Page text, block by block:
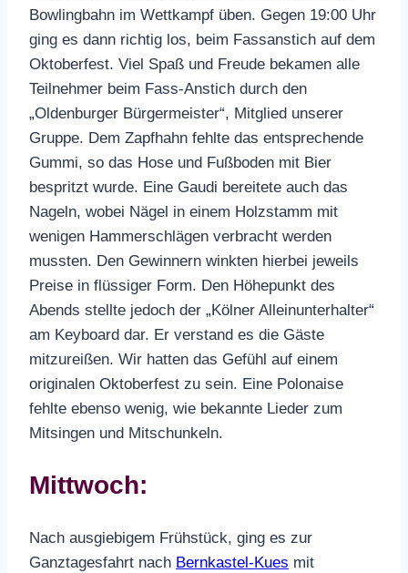
Bowlingbahn im Wettkampf üben. Gegen 19:00 Uhr
ging es dann richtig los, beim Fassanstich auf dem
Oktoberfest. Viel Spaß und Freude bekamen alle
Teilnehmer beim Fass-Anstich durch den
„Oldenburger Bürgermeister“, Mitglied unserer
Gruppe. Dem Zapfhahn fehlte das entsprechende
Gummi, so das Hose und Fußboden mit Bier
bespritzt wurde. Eine Gaudi bereitete auch das
Nageln, wobei Nägel in einem Holzstamm mit
wenigen Hammerschlägen verbracht werden
mussten. Den Gewinnern winkten hierbei jeweils
Preise in flüssiger Form. Den Höhepunkt des
Abends stellte jedoch der „Kölner Alleinunterhalter“
am Keyboard dar. Er verstand es die Gäste
mitzureißen. Wir hatten das Gefühl auf einem
originalen Oktoberfest zu sein. Eine Polonaise
fehlte ebenso wenig, wie bekannte Lieder zum
Mitsingen und Mitschunkeln.
Mittwoch:
Nach ausgiebigem Frühstück, ging es zur
Ganztagesfahrt nach Bernkastel-Kues mit